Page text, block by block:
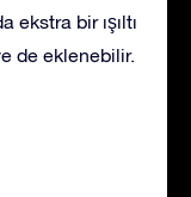
ekstra bir ışıltı
de eklenebilir.